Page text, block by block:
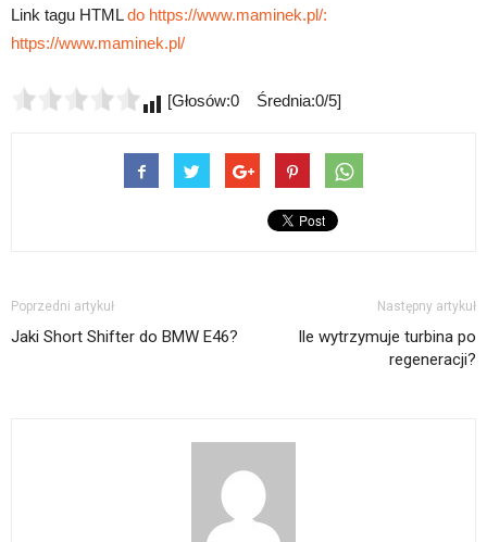
Link tagu HTMLdo https://www.maminek.pl/:
https://www.maminek.pl/
[Głosów:0 Średnia:0/5]
Poprzedni artykuł
Jaki Short Shifter do BMW E46?
Następny artykuł
Ile wytrzymuje turbina po
regeneracji?